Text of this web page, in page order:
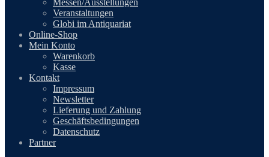
Messen/Ausstellungen
Veranstaltungen
Globi im Antiquariat
Online-Shop
Mein Konto
Warenkorb
Kasse
Kontakt
Impressum
Newsletter
Lieferung und Zahlung
Geschäftsbedingungen
Datenschutz
Partner